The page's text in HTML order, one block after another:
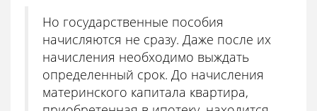
Но государственные пособия
начисляются не сразу. Даже после их
начисления необходимо выждать
определенный срок. До начисления
материнского капитала квартира,